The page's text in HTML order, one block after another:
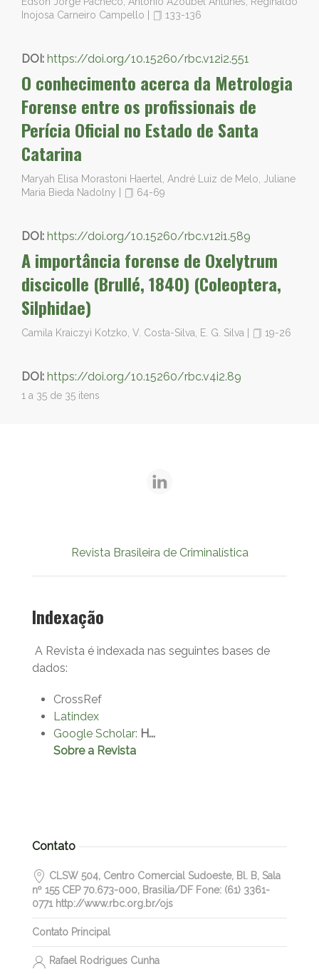
Inojosa Carneiro Campello
133-136
DOI: https://doi.org/10.15260/rbc.v12i2.551
O conhecimento acerca da Metrologia
Forense entre os profissionais de
Perícia Oficial no Estado de Santa
Catarina
Maryah Elisa Morastoni Haertel, André Luiz de Melo, Juliane
Maria Bieda Nadolny
64-69
DOI: https://doi.org/10.15260/rbc.v12i1.589
A importância forense de Oxelytrum
discicolle (Brullé, 1840) (Coleoptera,
Silphidae)
Camila Kraiczyi Kotzko, V. Costa-Silva, E. G. Silva 19-26
DOI: https://doi.org/10.15260/rbc.v4i2.89
1 a 35 de 35 itens
Revista Brasileira de Criminalística
Indexação
A Revista é indexada nas seguintes bases de
dados:
CrossRef
Latindex
Google Scholar: H...
Sobre a Revista
Contato
CLSW 504, Centro Comercial Sudoeste, Bl. B, Sala
nº 155 CEP 70.673-000, Brasilia/DF Fone: (61) 3361-
0771 http://www.rbc.org.br/ojs
Contato Principal
Rafael Rodrigues Cunha